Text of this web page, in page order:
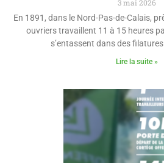
3 mai 2026
En 1891, dans le Nord-Pas-de-Calais,
ouvriers travaillent 11 à 15 heures
s’entassent dans des
Lire la suite »